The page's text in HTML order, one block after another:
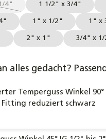
4"
Option ist zurzeit nicht
1 1/2" x 3/4"
1" x 1/2" 1" x
2" x 1" 3/4" x 1/
alles gedacht?
Temperguss Winkel
Fitting reduziert schwarz